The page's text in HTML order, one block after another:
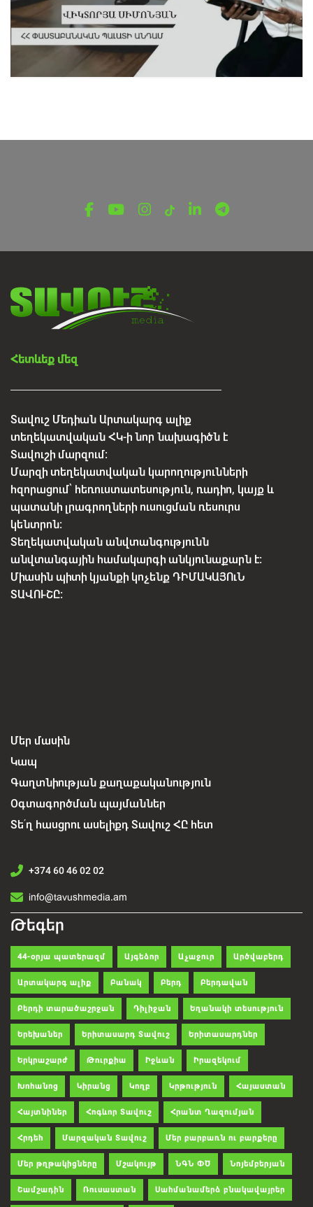
բարեփոխումներ
Հետևեք մեզ
Տավուշ Մեդիան Արտակարգ ալիք
տեղեկատվական ՀԿ-ի նոր նախագիծն է
Տավուշի մարզում:
Մարզի տեղեկատվական կարողությունների
հզորացում՝ հեռուստատեսություն, ռադիո, կայք և
պատանի լրագրողների ուսուցման ռեսուրս
կենտրոն:
Տեղեկատվական անվտանգությունն
անվտանգային համակարգի անկյունաքարն է:
Միասին պիտի կյանքի կոչենք ԴԻՄԱԿԱՅՈւՆ
ՏԱՎՈՒՇԸ:
Մեր մասին
Կապ
Գաղտնիության քաղաքականություն
Օգտագործման պայմաններ
Տե՛ղ հասցրու ասելիքդ Տավուշ ՀԸ հետ
+374 60 46 02 02
info@tavushmedia.am
Թեգեր
44-օրյա պատերազմ Այգեձոր Աչաջուր Արծվաբերդ
Արտակարգ ալիք Բանակ Բերդ Բերդավան
Բերդի տարածաշրջան Դիլիջան Եղանակի տեսություն
Երեխաներ Երիտասարդ Տավուշ Երիտասարդներ
Երկրաշարժ Թուրքիա Իջևան Իրազեկում
Խոհանոց Կիրանց Կողբ Կրթություն Հայաստան
Հայտնիներ Հոգևոր Տավուշ Հրանտ Ղազումյան
Հրդեհ Մարզական Տավուշ Մեր բարբառն ու բարքերը
Մեր թղթակիցները Մշակույթ ՆԳՆ ՓԾ Նոյեմբերյան
Շամշադին Ռուսաստան Սահմանամերձ բնակավայրեր